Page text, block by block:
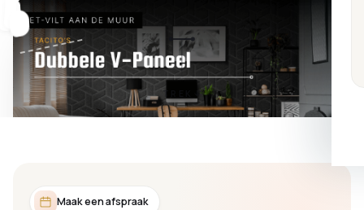
TREK
Maak een afspraak